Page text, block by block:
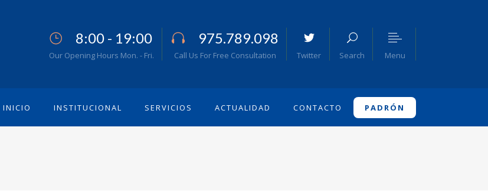
8:00 - 19:00
Our Opening Hours Mon. - Fri.
975.789.098
Call Us For Free Consultation Twitter Search Menu
INICIO INSTITUCIONAL SERVICIOS ACTUALIDAD CONTACTO PADRÓN